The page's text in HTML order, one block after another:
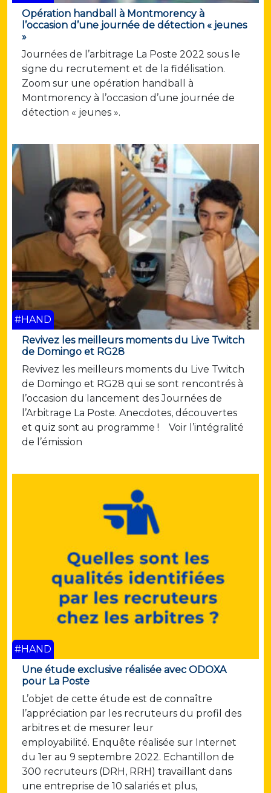
Opération handball à Montmorency à
l’occasion d’une journée de détection « jeunes
»
Journées de l’arbitrage La Poste 2022 sous le
signe du recrutement et de la fidélisation.
Zoom sur une opération handball à
Montmorency à l’occasion d’une journée de
détection « jeunes ».
#HAND
Revivez les meilleurs moments du Live Twitch
de Domingo et RG28
Revivez les meilleurs moments du Live Twitch
de Domingo et RG28 qui se sont rencontrés à
l’occasion du lancement des Journées de
l’Arbitrage La Poste. Anecdotes, découvertes
et quiz sont au programme ! Voir l’intégralité
de l’émission
#HAND
Une étude exclusive réalisée avec ODOXA
pour La Poste
L’objet de cette étude est de connaître
l’appréciation par les recruteurs du profil des
arbitres et de mesurer leur
employabilité. Enquête réalisée sur Internet
du 1er au 9 septembre 2022. Echantillon de
300 recruteurs (DRH, RRH) travaillant dans
une entreprise de 10 salariés et plus,